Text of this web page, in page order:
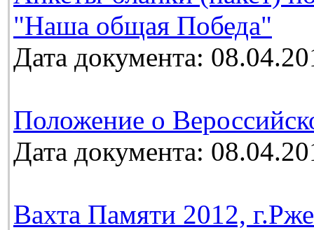
"Наша общая Победа"
Дата документа:
Положение о
Дата документа:
Вахта Памяти 2012,